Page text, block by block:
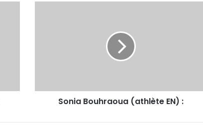
Sonia Bouhraoua (athlète EN) :